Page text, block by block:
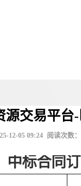
源交易平台
12-05 09:24 阅读次数：
中标合同